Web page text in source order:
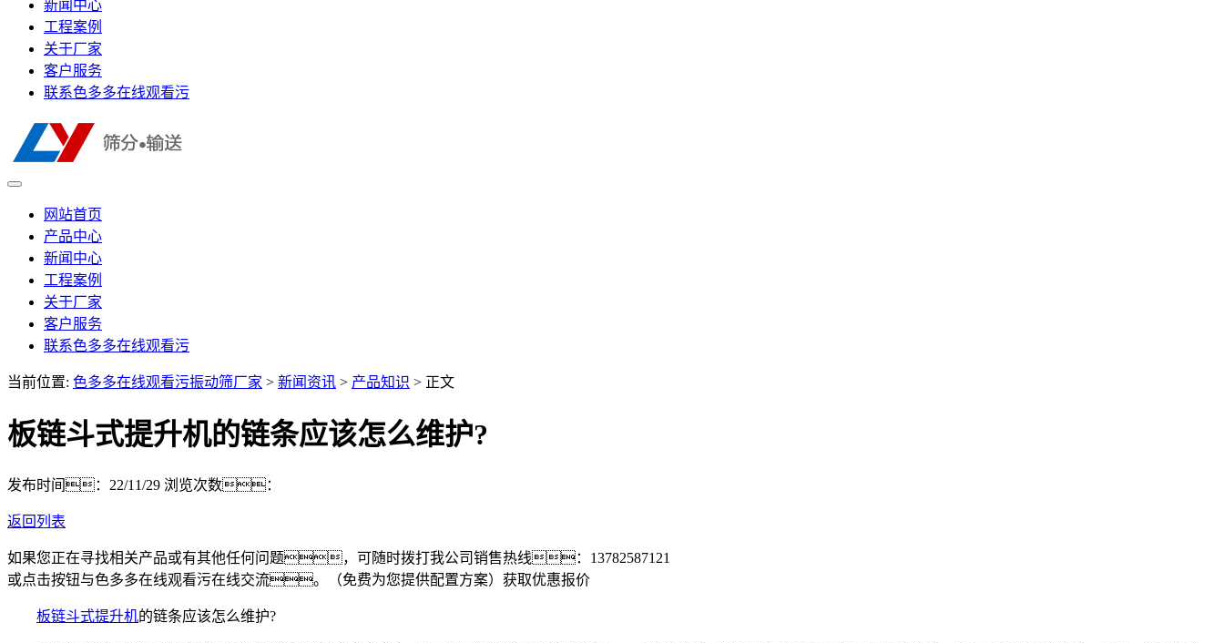
新闻中心
工程案例
关于厂家
客户服务
联系色多多在线观看污
网站首页
产品中心
新闻中心
工程案例
关于厂家
客户服务
联系色多多在线观看污
当前位置: 色多多在线观看污振动筛厂家 > 新闻资讯 > 产品知识 > 正文
板链斗式提升机的链条应该怎么维护?
发布时间：22/11/29 浏览次数：
返回列表
如果您正在寻找相关产品或有其他任何问题，可随时拨打我公司销售热线： 13782587121
或点击按钮与色多多在线观看污在线交流。（免费为您提供配置方案） 获取优惠报价
板链斗式提升机的链条应该怎么维护?